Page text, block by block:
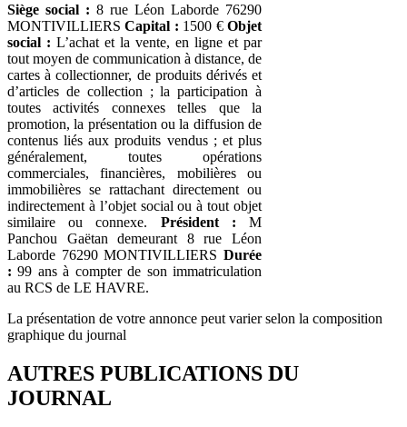
Siège social : 8 rue Léon Laborde 76290
MONTIVILLIERSCapital : 1500 €Objet
social : L’achat et la vente, en ligne et par
tout moyen de communication à distance, de
cartes à collectionner, de produits dérivés et
d’articles de collection ; la participation à
toutes activités connexes telles que la
promotion, la présentation ou la diffusion de
contenus liés aux produits vendus ; et plus
généralement, toutes opérations
commerciales, financières, mobilières ou
immobilières se rattachant directement ou
indirectement à l’objet social ou à tout objet
similaire ou connexe. Président : M
Panchou Gaëtan demeurant 8 rue Léon
Laborde 76290 MONTIVILLIERS Durée
: 99 ans à compter de son immatriculation
au RCS de LE HAVRE.
La présentation de votre annonce peut varier selon la composition
graphique du journal
AUTRES PUBLICATIONS DU
JOURNAL